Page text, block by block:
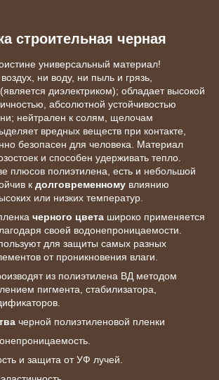
строительная черная
универсальный материал!
ни воду, ни пыль и грязь,
диэлектриком); обладает высокой
абсолютной устойчивостью
нейтрален к солям, щелочам
вредных веществ при контакте,
безопасен для человека. Материал
и способен удерживать тепло.
плюсов полиэтилена, есть и небольшой
к долговременному влиянию
или низких температур.
черного цвета широко применяется
своей водонепроницаемости.
для защиты самых разных
от проникновения влаги.
из полиэтилена ВД методом
пигмента, стабилизатора,
черной полиэтиленовой пленки
и защита от УФ лучей.